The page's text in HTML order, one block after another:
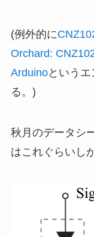
(例外的に
Orchard:
Arduinoというエ
る。)
秋月のデータシ
はこれぐらいし